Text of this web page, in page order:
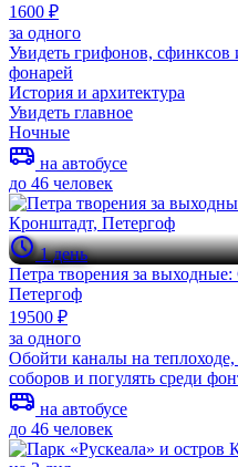
1600 ₽
за одного
Увидеть грифонов, сфинксов
фонарей
История и архитектура
Увидеть главное
Ночные
на автобусе
до 46 человек
1 день
Петра творения за
Петергоф
19500 ₽
за одного
Обойти каналы на теплоходе,
соборов и погулять среди
на автобусе
до 46 человек